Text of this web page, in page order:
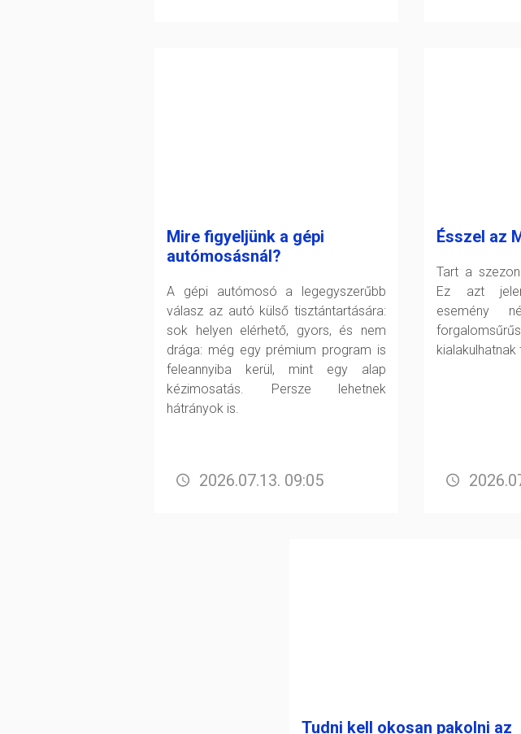
Mire figyeljünk a gépi
autómosásnál?
A gépi autómosó a legegyszerűbb
válasz az autó külső tisztántartására:
sok helyen elérhető, gyors, és nem
drága: még egy prémium program is
feleannyiba kerül, mint egy alap
kézimosatás. Persze lehetnek
hátrányok is.
2026.07.13. 09:05
Ésszel az
Tart a
Ez azt
esemény
Tudni kell okosan pakolni az